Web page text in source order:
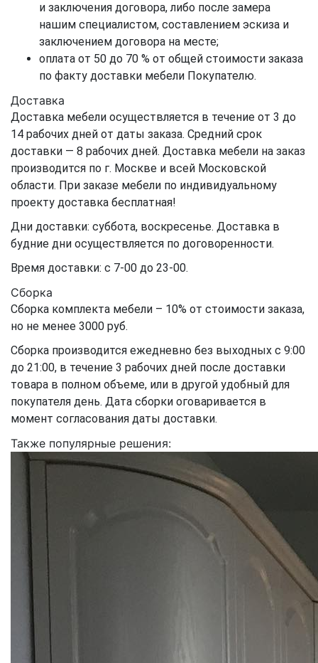
и заключения договора, либо после замера
нашим специалистом, составлением эскиза и
заключением договора на месте;
оплата от 50 до 70 % от общей стоимости заказа
по факту доставки мебели Покупателю.
Доставка
Доставка мебели осуществляется в течение от 3 до
14 рабочих дней от даты заказа. Средний срок
доставки — 8 рабочих дней. Доставка мебели на заказ
производится по г. Москве и всей Московской
области. При заказе мебели по индивидуальному
проекту доставка бесплатная!
Дни доставки: суббота, воскресенье. Доставка в
будние дни осуществляется по договоренности.
Время доставки: с 7-00 до 23-00.
Сборка
Сборка комплекта мебели – 10% от стоимости заказа,
но не менее 3000 руб.
Сборка производится ежедневно без выходных с 9:00
до 21:00, в течение 3 рабочих дней после доставки
товара в полном объеме, или в другой удобный для
покупателя день. Дата сборки оговаривается в
момент согласования даты доставки.
Также популярные решения: